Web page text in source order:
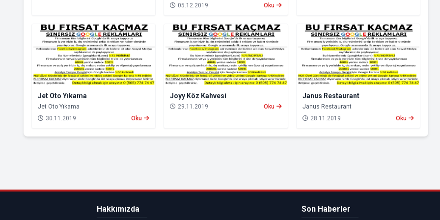
05.12.2019
Oku
Jet Oto Yıkama
Jet Oto Yıkama
30.11.2019
Oku
Joyy Köz Kahvesi
29.11.2019 Oku
Janus Restaurant
Janus Restaurant
28.11.2019
Oku
Hakkımızda Son Haberler